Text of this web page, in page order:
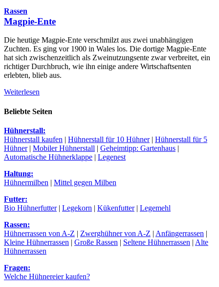
Rassen
Magpie-Ente
Die heutige Magpie-Ente verschmilzt aus zwei unabhängigen
Zuchten. Es ging vor 1900 in Wales los. Die dortige Magpie-Ente
hat sich zwischenzeitlich als Zweinutzungsente zwar verbreitet, ein
richtiger Durchbruch, wie ihn einige andere Wirtschaftsenten
erlebten, blieb aus.
Weiterlesen
Beliebte Seiten
Hühnerstall:
Hühnerstall kaufen | Hühnerstall für 10 Hühner| Hühnerstall für 5
Hühner| Mobiler Hühnerstall | Geheimtipp: Gartenhaus |
Automatische Hühnerklappe | Legenest
Haltung:
Hühnermilben | Mittel gegen Milben
Futter:
Bio Hühnerfutter| Legekorn | Kükenfutter| Legemehl
Rassen:
Hühnerrassen von A-Z | Zwerghühner von A-Z | Anfängerrassen |
Kleine Hühnerrassen | Große Rassen | Seltene Hühnerrassen | Alte
Hühnerrassen
Fragen:
Welche Hühnereier kaufen?